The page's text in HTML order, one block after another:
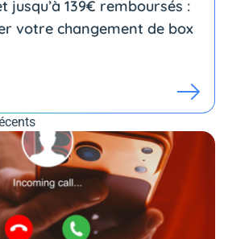
jusqu’à 139€ remboursés :
votre changement de box